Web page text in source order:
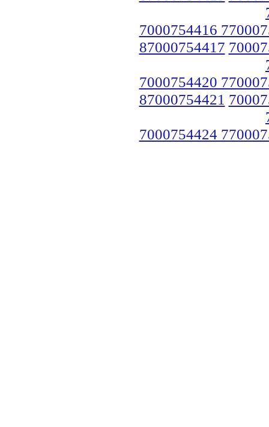
7000754416
87000754417
7000754420
87000754421
7000754424